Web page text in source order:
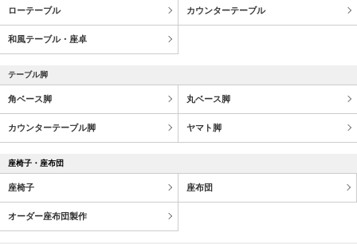
ローテーブル カウンターテーブル
和風テーブル・座卓
テーブル脚
角ベース脚 丸ベース脚
カウンターテーブル脚 ヤマト脚
座椅子・座布団
座椅子 座布団
オーダー座布団製作